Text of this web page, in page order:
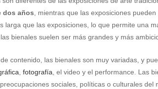
dos años, mientras que las exposiciones
larga que las exposiciones, lo que permite una
bienales suelen ser más grandes y más
contenido, las bienales son muy variadas, y
, fotografía, el video y el performance. Las
sociales, políticas o culturales del